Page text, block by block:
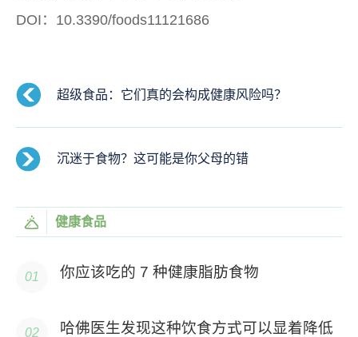
DOI：10.3390/foods11121686
超级食品：它们真的会构成健康风险吗？
沉迷于食物？这可能是你父母的错
健康食品
你应该吃的 7 种健康脂肪食物
哈佛医生发现这种饮食方式可以显着降低